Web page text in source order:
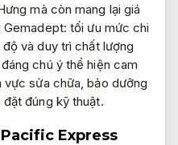
mà còn mang lại giá
tối ưu mức chi
và duy trì chất lượng
chú ý thể hiện cam
sửa chữa, bảo dưỡng
đặt đúng kỹ thuật.
Express